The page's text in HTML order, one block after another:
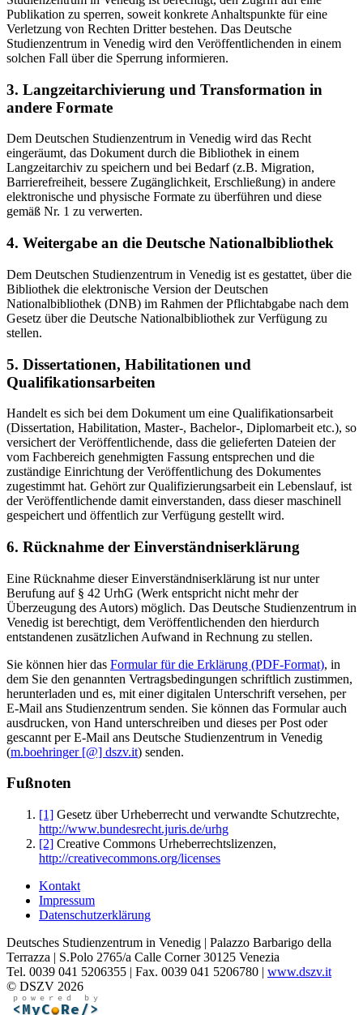
Publikation zu sperren, soweit konkrete Anhaltspunkte für eine
Verletzung von Rechten Dritter bestehen. Das Deutsche
Studienzentrum in Venedig wird den Veröffentlichenden in einem
solchen Fall über die Sperrung informieren.
3. Langzeitarchivierung und Transformation in
andere Formate
Dem Deutschen Studienzentrum in Venedig wird das Recht
eingeräumt, das Dokument durch die Bibliothek in einem
Langzeitarchiv zu speichern und bei Bedarf (z.B. Migration,
Barrierefreiheit, bessere Zugänglichkeit, Erschließung) in andere
elektronische und physische Formate zu überführen und diese
gemäß Nr. 1 zu verwerten.
4. Weitergabe an die Deutsche Nationalbibliothek
Dem Deutschen Studienzentrum in Venedig ist es gestattet, über die
Bibliothek die elektronische Version der Deutschen
Nationalbibliothek (DNB) im Rahmen der Pflichtabgabe nach dem
Gesetz über die Deutsche Nationalbibliothek zur Verfügung zu
stellen.
5. Dissertationen, Habilitationen und
Qualifikationsarbeiten
Handelt es sich bei dem Dokument um eine Qualifikationsarbeit
(Dissertation, Habilitation, Master-, Bachelor-, Diplomarbeit etc.), so
versichert der Veröffentlichende, dass die gelieferten Dateien der
vom Fachbereich genehmigten Fassung entsprechen und die
zuständige Einrichtung der Veröffentlichung des Dokumentes
zugestimmt hat. Gehört zur Qualifizierungsarbeit ein Lebenslauf, ist
der Veröffentlichende damit einverstanden, dass dieser maschinell
gespeichert und öffentlich zur Verfügung gestellt wird.
6. Rücknahme der Einverständniserklärung
Eine Rücknahme dieser Einverständniserklärung ist nur unter
Berufung auf § 42 UrhG (Werk entspricht nicht mehr der
Überzeugung des Autors) möglich. Das Deutsche Studienzentrum in
Venedig ist berechtigt, dem Veröffentlichenden den hierdurch
entstandenen zusätzlichen Aufwand in Rechnung zu stellen.
Sie können hier das Formular für die Erklärung (PDF-Format), in
dem Sie den genannten Vertragsbedingungen schriftlich zustimmen,
herunterladen und es, mit einer digitalen Unterschrift versehen, per
E-Mail ans Studienzentrum senden. Sie können das Formular auch
ausdrucken, von Hand unterschreiben und dieses per Post oder
gescannt per E-Mail ans Deutsche Studienzentrum in Venedig
(m.boehringer [@] dszv.it) senden.
Fußnoten
[1] Gesetz über Urheberrecht und verwandte Schutzrechte,
http://www.bundesrecht.juris.de/urhg
[2] Creative Commons Urheberrechtslizenzen,
http://creativecommons.org/licenses
Kontakt
Impressum
Datenschutzerklärung
Deutsches Studienzentrum in Venedig | Palazzo Barbarigo della
Terrazza | S.Polo 2765/a Calle Corner 30125 Venezia
Tel. 0039 041 5206355 | Fax. 0039 041 5206780 | www.dszv.it
© DSZV 2026